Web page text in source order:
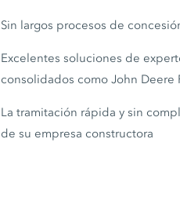
Sin largos procesos de
Excelentes soluciones de
consolidados como John Deere
La tramitación rápida y sin
de su empresa constructora